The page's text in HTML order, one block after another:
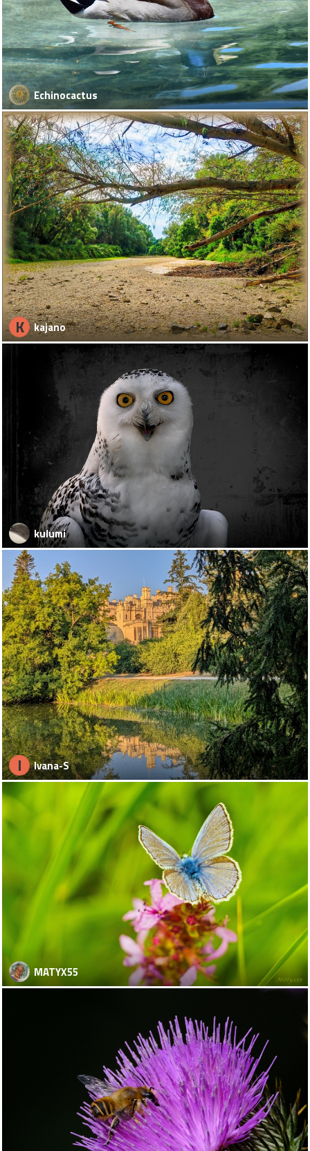
Echinocactus
K kajano
kulumi
I Ivana-S
MATYX55